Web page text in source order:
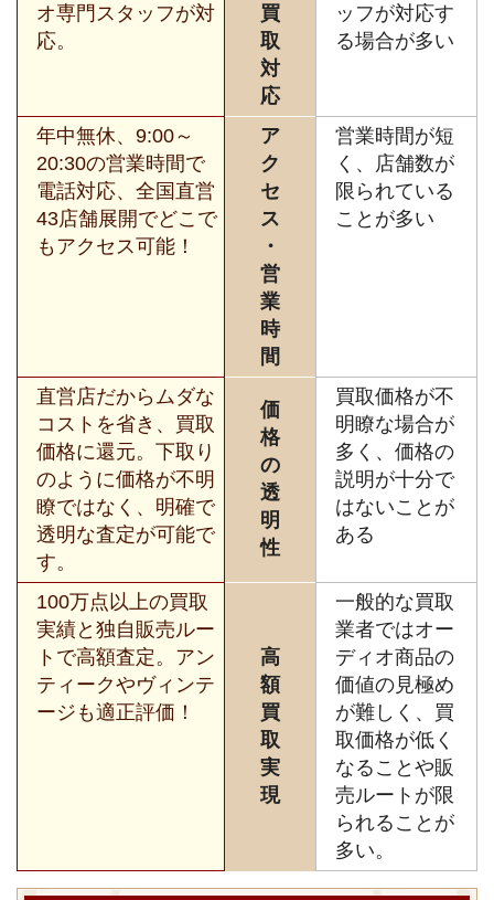
オ専門スタッフが対
応。
買
取
対
応
ッフが対応す
る場合が多い
年中無休、9:00～
20:30の営業時間で
電話対応、全国直営
43店舗展開でどこで
もアクセス可能！
ア
ク
セ
ス
・
営
業
時
間
営業時間が短
く、店舗数が
限られている
ことが多い
直営店だからムダな
コストを省き、買取
価格に還元。下取り
のように価格が不明
瞭ではなく、明確で
透明な査定が可能で
す。
価
格
の
透
明
性
買取価格が不
明瞭な場合が
多く、価格の
説明が十分で
はないことが
ある
100万点以上の買取
実績と独自販売ルー
トで高額査定。アン
ティークやヴィンテ
ージも適正評価！
高
額
買
取
実
現
一般的な買取
業者ではオー
ディオ商品の
価値の見極め
が難しく、買
取価格が低く
なることや販
売ルートが限
られることが
多い。